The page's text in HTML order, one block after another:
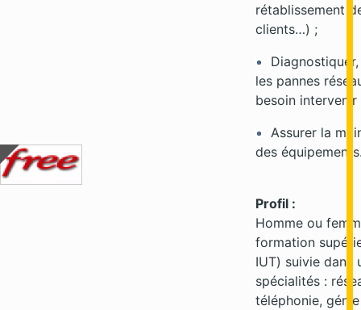
rétablissement
clients…) ;
les pannes
besoin intervenir
Assurer la
des
Profil :
Homme ou
formation
IUT) suivie dans
spécialités :
téléphonie, génie